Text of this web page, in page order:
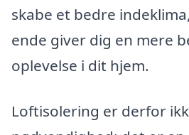
skabe et bedre
ende giver dig en mere
oplevelse i dit hjem.
Loftisolering er derfor